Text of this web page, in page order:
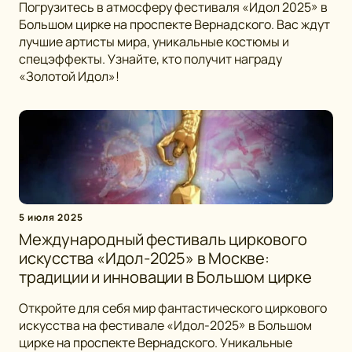
Погрузитесь в атмосферу фестиваля «Идол 2025» в
Большом цирке на проспекте Вернадского. Вас ждут
лучшие артисты мира, уникальные костюмы и
спецэффекты. Узнайте, кто получит награду
«Золотой Идол»!
5 июля 2025
Международный фестиваль циркового
искусства «Идол-2025» в Москве:
традиции и инновации в Большом цирке
Откройте для себя мир фантастического циркового
искусства на фестивале «Идол-2025» в Большом
цирке на проспекте Вернадского. Уникальные